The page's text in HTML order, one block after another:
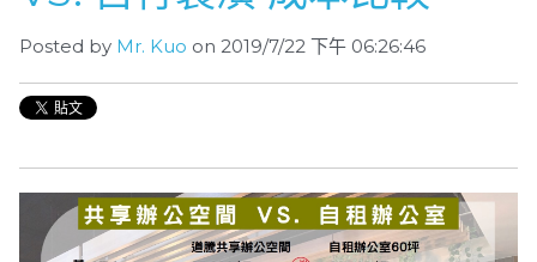
Posted by Mr. Kuo on 2019/7/22 下午 06:26:46